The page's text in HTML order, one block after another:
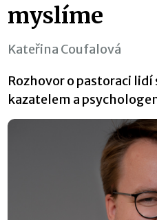
myslíme
Kateřina Coufalová
Rozhovor o pastoraci
kazatelem a